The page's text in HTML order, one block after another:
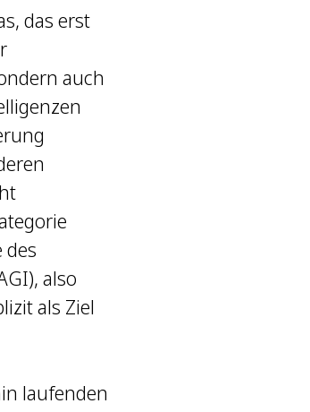
das erst
auch
also
als Ziel
laufenden